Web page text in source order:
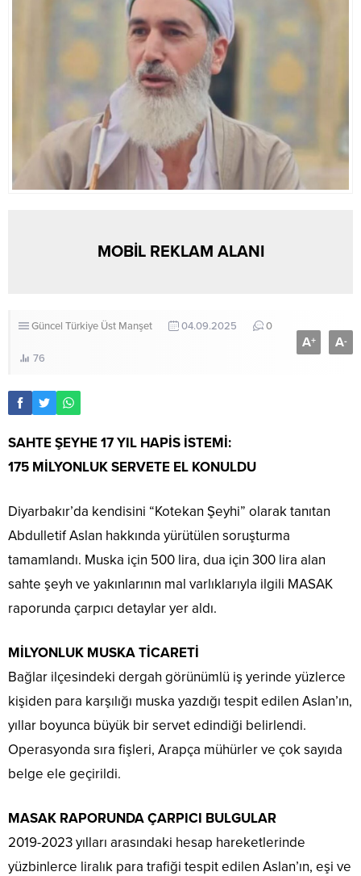
MOBİL REKLAM ALANI
Güncel Türkiye Üst Manşet 04.09.2025 0
76
A+ A-
SAHTE ŞEYHE 17 YIL HAPİS İSTEMİ:
175 MİLYONLUK SERVETE EL KONULDU
Diyarbakır’da kendisini “Kotekan Şeyhi” olarak tanıtan
Abdulletif Aslan hakkında yürütülen soruşturma
tamamlandı. Muska için 500 lira, dua için 300 lira alan
sahte şeyh ve yakınlarının mal varlıklarıyla ilgili MASAK
raporunda çarpıcı detaylar yer aldı.
MİLYONLUK MUSKA TİCARETİ
Bağlar ilçesindeki dergah görünümlü iş yerinde yüzlerce
kişiden para karşılığı muska yazdığı tespit edilen Aslan’ın,
yıllar boyunca büyük bir servet edindiği belirlendi.
Operasyonda sıra fişleri, Arapça mühürler ve çok sayıda
belge ele geçirildi.
MASAK RAPORUNDA ÇARPICI BULGULAR
2019-2023 yılları arasındaki hesap hareketlerinde
yüzbinlerce liralık para trafiği tespit edilen Aslan’ın, eşi ve